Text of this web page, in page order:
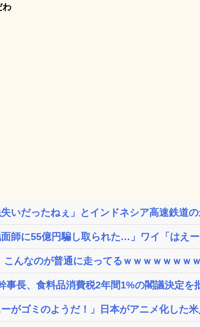
わ
失いだったねぇ」とインドネシア高速鉄道
師に55億円騙し取られた…」ワイ「はえ
こんなのが普通に走ってるｗｗｗｗｗｗｗ
事長、食料品消費税2年間1%の閣議決定
がゴミのようだ！」日本がアニメ化した